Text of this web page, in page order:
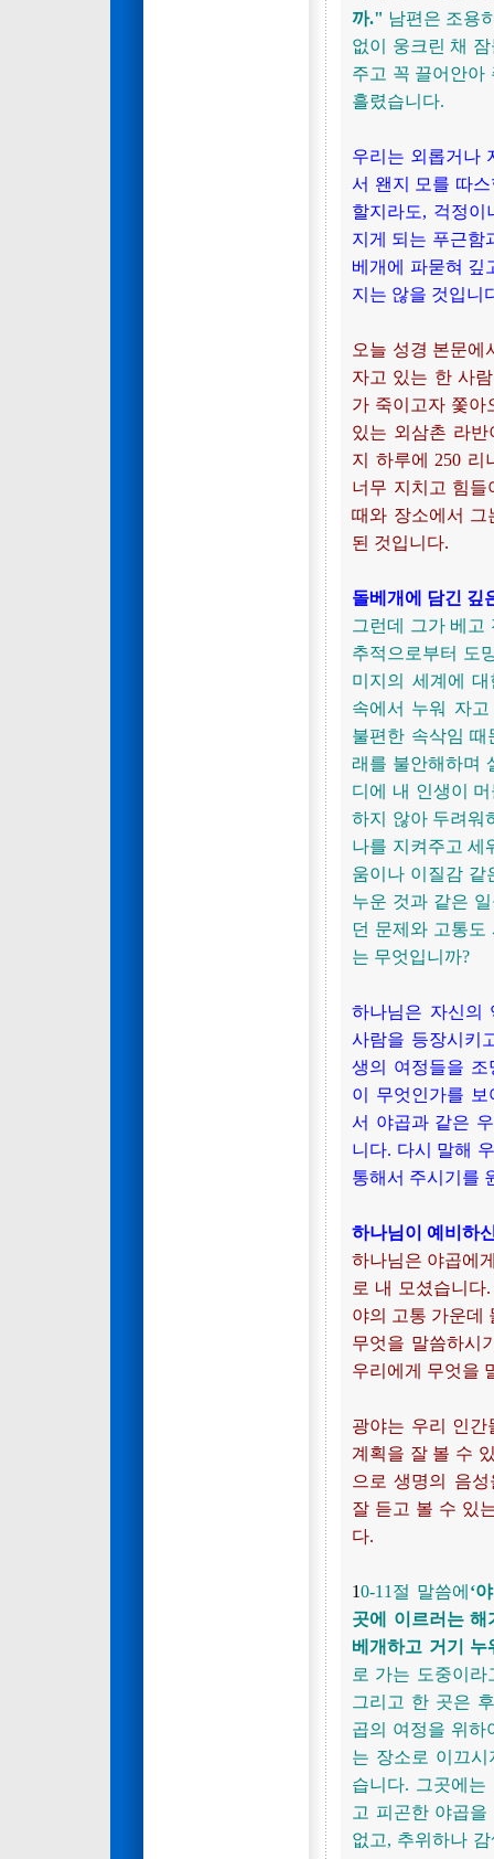
까." 남편은 조용
없이 웅크린 채
주고 꼭 끌어안아
흘렸습니다.
우리는 외롭거나
서 왠지 모를 따
할지라도, 걱정
지게 되는 푸근함
베개에 파묻혀 깊
지는 않을 것입니
오늘 성경 본문에
자고 있는 한 사
가 죽이고자 쫓아
있는 외삼촌 라
지 하루에 250 리
너무 지치고 힘
때와 장소에서
된 것입니다.
돌베개에 담긴 깊
그런데 그가 베
추적으로부터 도
미지의 세계에
속에서 누워 자
불편한 속삭임 때
래를 불안해하며
디에 내 인생이
하지 않아 두려워
나를 지켜주고 세
움이나 이질감 같
누운 것과 같은
던 문제와 고통
는 무엇입니까?
하나님은 자신의
사람을 등장시키
생의 여정들을
이 무엇인가를
서 야곱과 같은
니다. 다시 말해
통해서 주시기를
하나님이 예비하
하나님은 야곱에
로 내 모셨습니
야의 고통 가운데
무엇을 말씀하시
우리에게 무엇을
광야는 우리 인
계획을 잘 볼 수
으로 생명의 음
잘 듣고 볼 수 있
다.
10-11절 말씀에 ‘
곳에 이르러는
베개하고 거기 누
로 가는 도중이
그리고 한 곳은
곱의 여정을 위하
는 장소로 이끄
습니다. 그곳에
고 피곤한 야곱
없고, 추위하나